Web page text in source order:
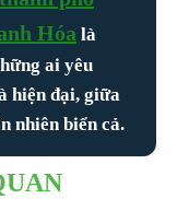
Hóa là
ai yêu
hiện đại, giữa
nhiên biển cả.